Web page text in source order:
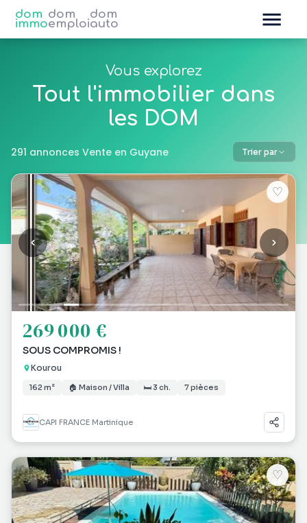
dom
immo
dom
emploi
dom
auto
Vous explorez
Tout l'immobilier dans
les DOM
291 annonces Vente en Guyane Trier par
♡
269 000 €
SOUS COMPROMIS !
Kourou
162 m² 🏠 Maison / Villa 🛏 3 ch. 7 pièces
CAPI FRANCE Martinique
♡